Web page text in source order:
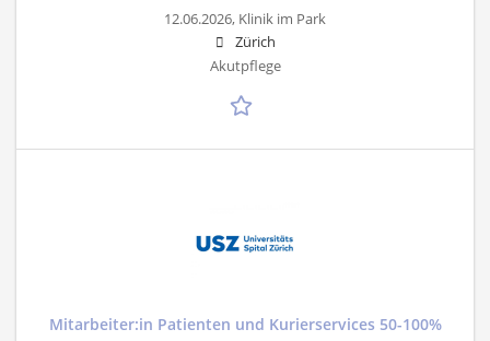
12.06.2026, Klinik im Park
Zürich
Akutpflege
Mitarbeiter:in Patienten und Kurierservices 50-100%